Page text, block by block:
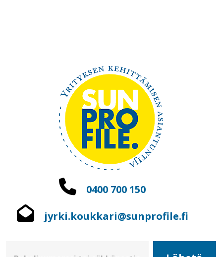
0400 700 150
jyrki.koukkari@sunprofile.fi